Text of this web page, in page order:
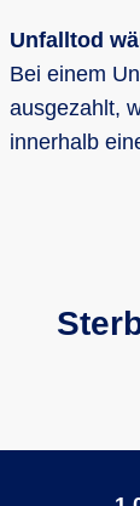
Unfalltod
Bei einem
ausgezahlt,
innerhalb